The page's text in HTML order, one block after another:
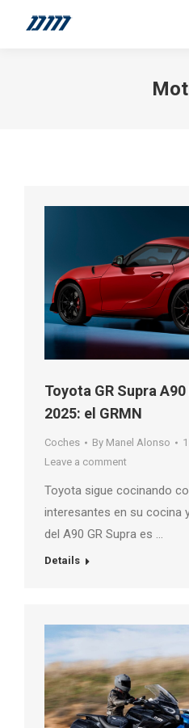
Toyota GR Supra
2025: el GRMN
Coches By Manel Alonso
Leave a comment
Toyota sigue cocinando
interesantes en su cocina
del A90 GR Supra es …
Details